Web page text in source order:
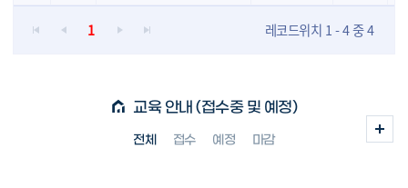
1 레코드위치 1 - 4 중 4
교육 안내 (접수중 및 예정)
전체 접수 예정 마감